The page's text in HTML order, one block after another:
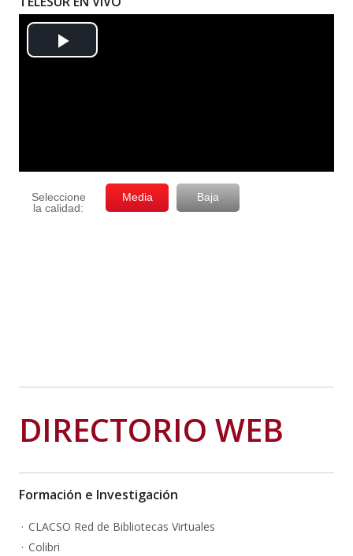
DIRECTORIO WEB
Formación e Investigación
CLACSO Red de Bibliotecas Virtuales
Colibri